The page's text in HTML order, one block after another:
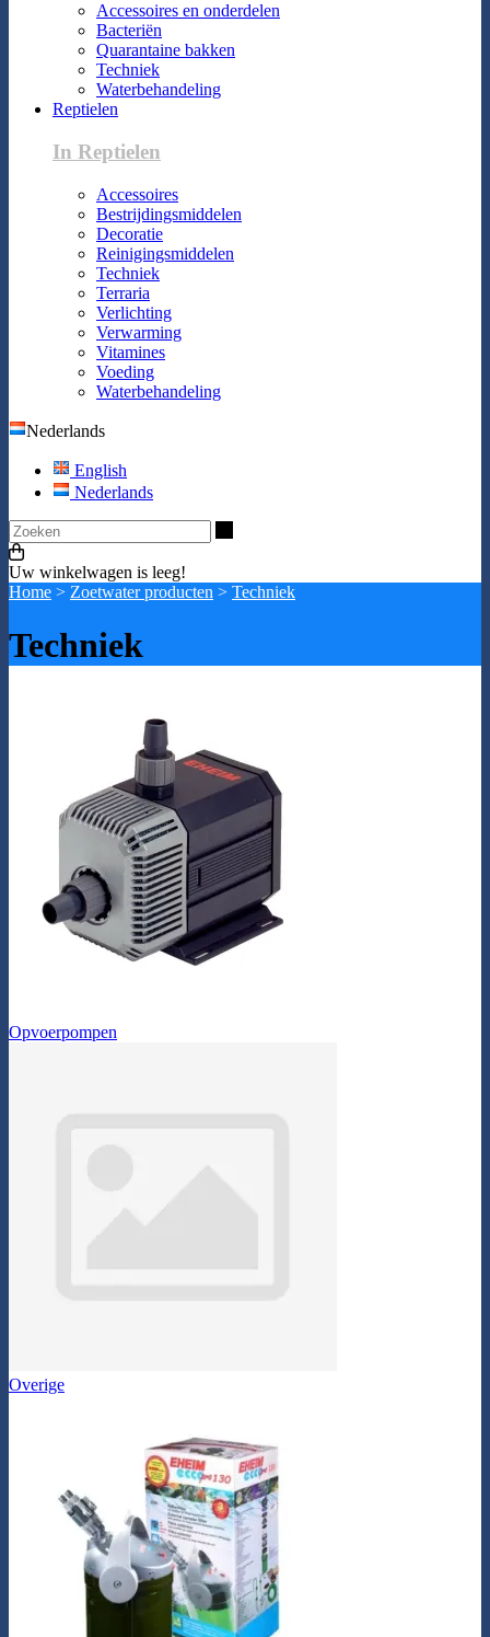
Accessoires en onderdelen
Bacteriën
Quarantaine bakken
Techniek
Waterbehandeling
Reptielen
In Reptielen
Accessoires
Bestrijdingsmiddelen
Decoratie
Reinigingsmiddelen
Techniek
Terraria
Verlichting
Verwarming
Vitamines
Voeding
Waterbehandeling
Nederlands
English
Nederlands
Uw winkelwagen is leeg!
Home > Zoetwater producten > Techniek
Techniek
Opvoerpompen
Overige